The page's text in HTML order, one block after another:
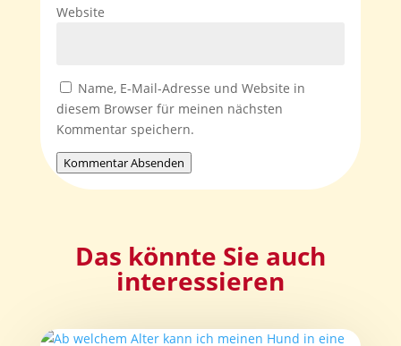
Website
Name, E-Mail-Adresse und Website in
diesem Browser für meinen nächsten
Kommentar speichern.
Kommentar Absenden
Das könnte Sie auch
interessieren